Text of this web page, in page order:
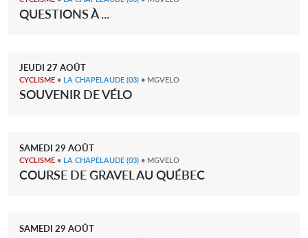
QUESTIONS À ...
JEUDI 27 AOÛT
CYCLISME • LA CHAPELAUDE (03) • MGVELO
SOUVENIR DE VÉLO
SAMEDI 29 AOÛT
CYCLISME • LA CHAPELAUDE (03) • MGVELO
COURSE DE GRAVEL AU QUÉBEC
SAMEDI 29 AOÛT